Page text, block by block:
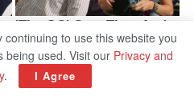
to use this website you
being used. Visit our Privacy and
. I Agree